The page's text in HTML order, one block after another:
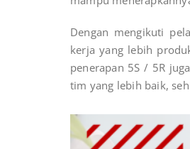
Dengan mengikuti
kerja yang lebih
penerapan 5S / 5R
tim yang lebih baik,